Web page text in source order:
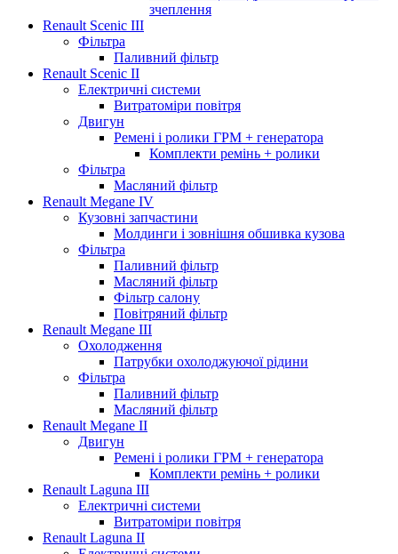
зчеплення
Renault Scenic III
Фільтра
Паливний фільтр
Renault Scenic II
Електричні системи
Витратоміри повітря
Двигун
Ремені і ролики ГРМ + генератора
Комплекти ремінь + ролики
Фільтра
Масляний фільтр
Renault Megane IV
Кузовні запчастини
Молдинги і зовнішня обшивка кузова
Фільтра
Паливний фільтр
Масляний фільтр
Фільтр салону
Повітряний фільтр
Renault Megane III
Охолодження
Патрубки охолоджуючої рідини
Фільтра
Паливний фільтр
Масляний фільтр
Renault Megane II
Двигун
Ремені і ролики ГРМ + генератора
Комплекти ремінь + ролики
Renault Laguna III
Електричні системи
Витратоміри повітря
Renault Laguna II